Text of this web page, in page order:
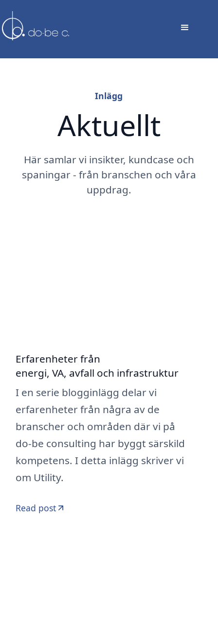
Inlägg
Aktuellt
Här samlar vi insikter, kundcase och
spaningar - från branschen och våra
uppdrag.
Erfarenheter från
energi, VA, avfall och infrastruktur
I en serie blogginlägg delar vi
erfarenheter från några av de
branscher och områden där vi på
do-be consulting har byggt särskild
kompetens. I detta inlägg skriver vi
om Utility.
Read post